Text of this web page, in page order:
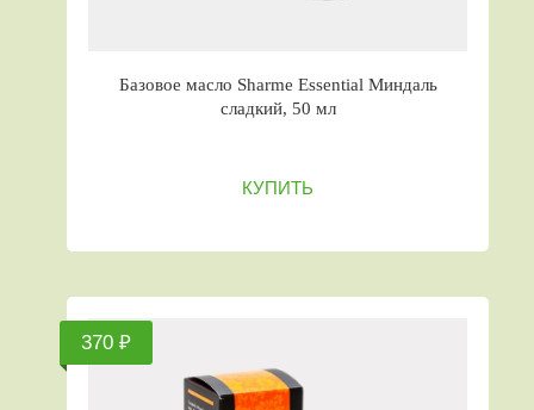
Базовое масло Sharme Essential Миндаль
сладкий, 50 мл
КУПИТЬ
370 ₽